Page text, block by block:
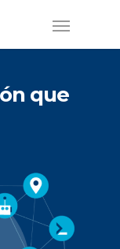
que